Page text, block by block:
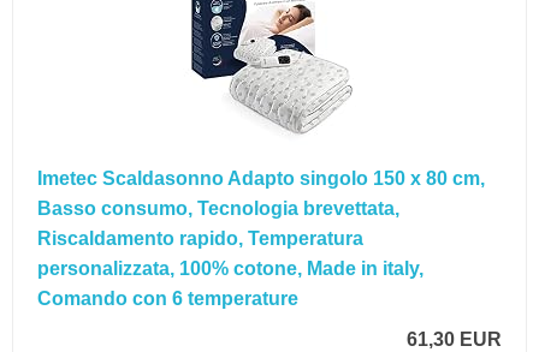
Imetec Scaldasonno Adapto singolo 150 x 80 cm,
Basso consumo, Tecnologia brevettata,
Riscaldamento rapido, Temperatura
personalizzata, 100% cotone, Made in italy,
Comando con 6 temperature
61,30 EUR